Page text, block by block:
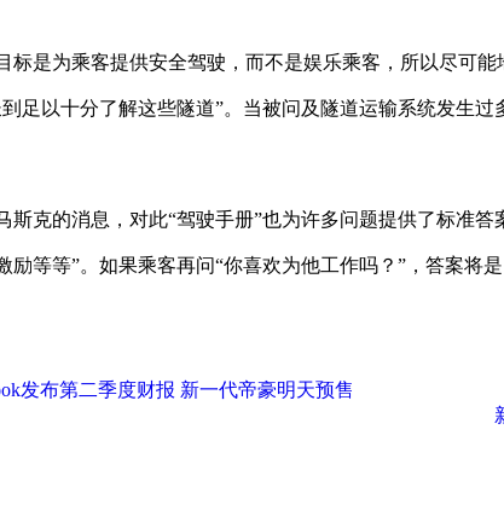
标是为乘客提供安全驾驶，而不是娱乐乘客，所以尽可
足以十分了解这些隧道”。当被问及隧道运输系统发生
斯克的消息，对此“驾驶手册”也为许多问题提供了标准
励等等”。如果乘客再问“你喜欢为他工作吗？”，答案将
发布第二季度财报 新一代帝豪明天预售